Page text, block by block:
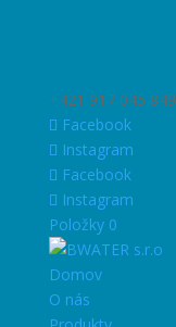
+421 917 045 849
Facebook
Instagram
Facebook
Instagram
Položky 0
Domov
O nás